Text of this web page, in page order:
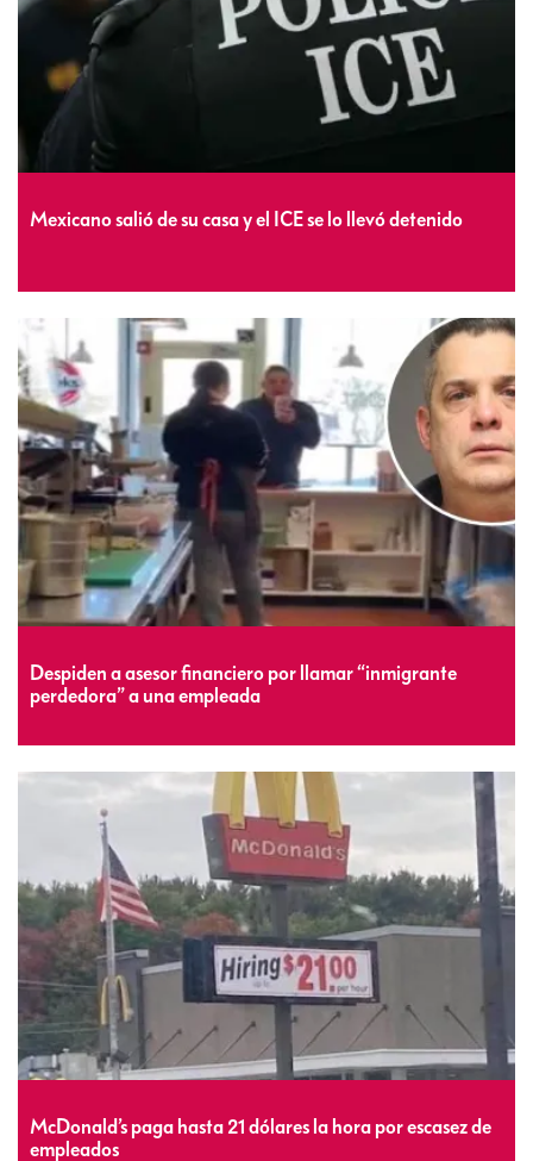
Mexicano salió de su casa y el ICE se lo llevó detenido
Despiden a asesor financiero por llamar “inmigrante
perdedora” a una empleada
McDonald’s paga hasta 21 dólares la hora por escasez de
empleados